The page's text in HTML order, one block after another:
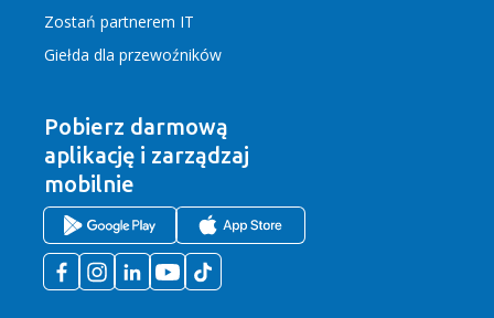
Zostań partnerem IT
Giełda dla przewoźników
Pobierz darmową
aplikację i zarządzaj
mobilnie